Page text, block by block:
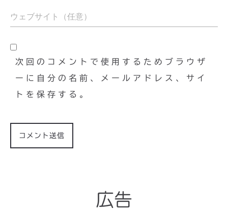
次回のコメントで使用するためブラウザ
ーに自分の名前、メールアドレス、サイ
トを保存する。
広告